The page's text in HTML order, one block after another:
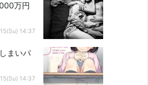
万円
14:37
まいパ
14:37